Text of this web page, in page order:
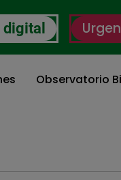
digital
Observatorio